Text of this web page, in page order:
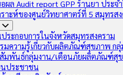
ผล Audit report GPP ร้านยา ประจ
ราะห์ของศูนย์วิทยาศาตร์ที่ 5 สมุทรส
Toggle
Child
Menu
ระกอบการในจังหวัดสมุทรสงคราม
มความรู้เกี่ยวกับผลิตภัณฑ์สุขภาพ ก
มพันธ์กลุ่มงาน/เตือนภัยผลิตภัณฑ์สุ
นประชาชน